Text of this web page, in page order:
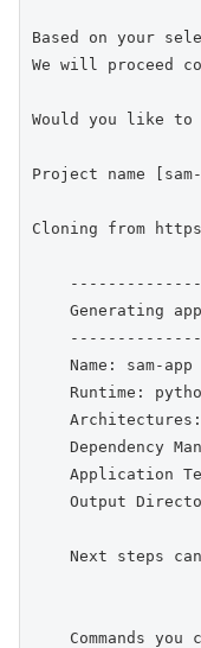
Based on your
We will proceed
Would you like
Project name
Cloning from
Generating
    Name: sam-app
Runtime:
Dependency
Application
Output
Next steps
Commands you